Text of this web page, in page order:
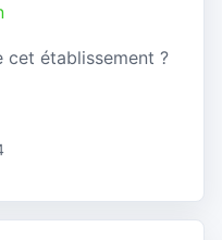
cet établissement ?